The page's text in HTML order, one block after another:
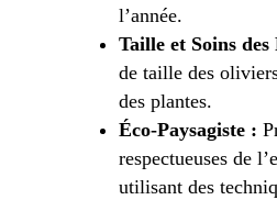
l’année.
Taille et Soins des
de taille des
des plantes.
Éco-Paysagiste :
respectueuses de
utilisant des